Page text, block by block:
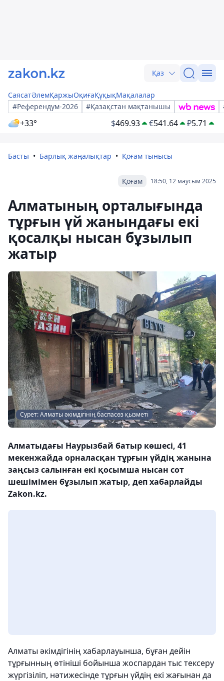
Қаз
СаясатӘлемҚаржыОқиғаҚұқықМақалалар
#Референдум-2026
#Қазақстан мақтанышы
+33° $469.93 €541.64 ₽5.71
Басты Барлық жаңалықтар Қоғам тынысы
18:50, 12 маусым 2025
Қоғам
Алматының орталығында
тұрғын үй жанындағы екі
қосалқы нысан бұзылып
жатыр
Сурет: Алматы әкімдігінің баспасөз қызметі
Алматыдағы Наурызбай батыр көшесі, 41
мекенжайда орналасқан тұрғын үйдің жанына
заңсыз салынған екі қосымша нысан сот
шешімімен бұзылып жатыр, деп хабарлайды
Zakon.kz.
Алматы әкімдігінің хабарлауынша, бұған дейін
тұрғынның өтініші бойынша жоспардан тыс тексеру
жүргізіліп, нәтижесінде тұрғын үйдің екі жағынан да